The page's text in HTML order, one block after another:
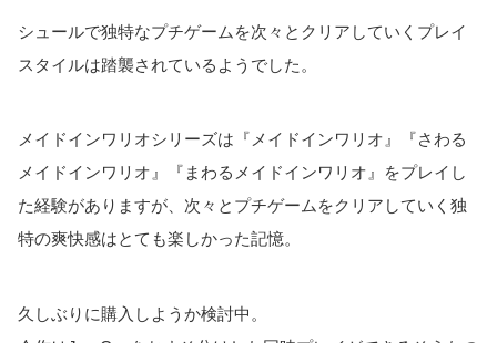
シュールで独特なプチゲームを次々とクリアしていくプレイ
スタイルは踏襲されているようでした。
メイドインワリオシリーズは『メイドインワリオ』『さわる
メイドインワリオ』『まわるメイドインワリオ』をプレイし
た経験がありますが、次々とプチゲームをクリアしていく独
特の爽快感はとても楽しかった記憶。
久しぶりに購入しようか検討中。